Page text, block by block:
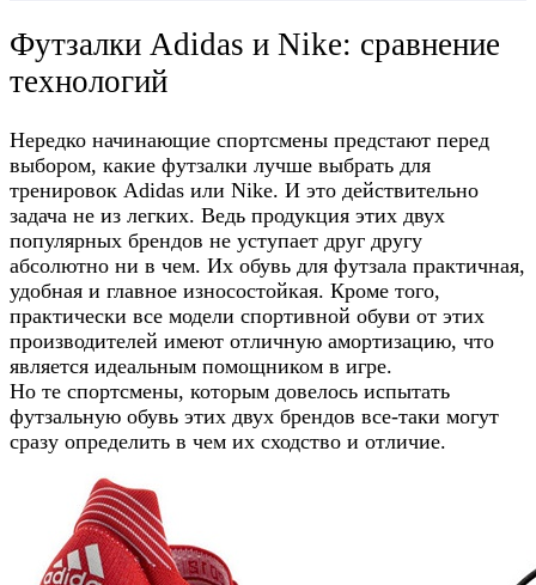
Футзалки Adidas и Nike: сравнение
технологий
Нередко начинающие спортсмены предстают перед
выбором, какие футзалки лучше выбрать для
тренировок Adidas или Nike. И это действительно
задача не из легких. Ведь продукция этих двух
популярных брендов не уступает друг другу
абсолютно ни в чем. Их обувь для футзала практичная,
удобная и главное износостойкая. Кроме того,
практически все модели спортивной обуви от этих
производителей имеют отличную амортизацию, что
является идеальным помощником в игре.
Но те спортсмены, которым довелось испытать
футзальную обувь этих двух брендов все-таки могут
сразу определить в чем их сходство и отличие.